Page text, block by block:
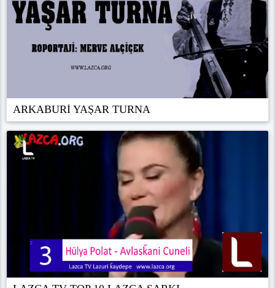
ARKABURİ YAŞAR TURNA